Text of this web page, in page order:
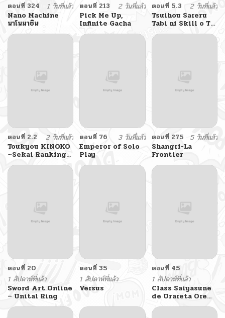
ตอนที่ 324
1 วันที่แล้ว
Nano Machine
นาโนมาชิน
ตอนที่ 213
2 วันที่แล้ว
Pick Me Up,
Infinite Gacha
ตอนที่ 5.3
2 วันที่แล้ว
Tsuihou Sareru
Tabi ni Skill o Te
ni Ireta Ore ga,
100 no Isekai de
ตอนที่ 2.2
2 วันที่แล้ว
Toukyou KINOKO
~Sekai Ranking
1-i no Komyu-
ryoku Saijaku
ตอนที่ 76
3 วันที่แล้ว
Emperor of Solo
Play
ตอนที่ 275
5 วันที่แล้ว
Shangri-La
Frontier
ตอนที่ 20
1 สัปดาห์ที่แล้ว
Sword Art Online
– Unital Ring
ตอนที่ 35
1 สัปดาห์ที่แล้ว
Versus
ตอนที่ 45
1 สัปดาห์ที่แล้ว
Class Saiyasune
de Urareta Ore
wa, Jitsu wa
Saikyou